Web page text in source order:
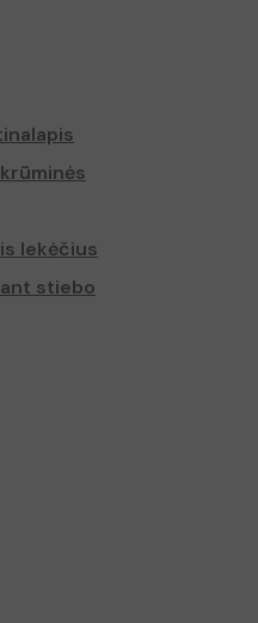
lekėčius
stiebo